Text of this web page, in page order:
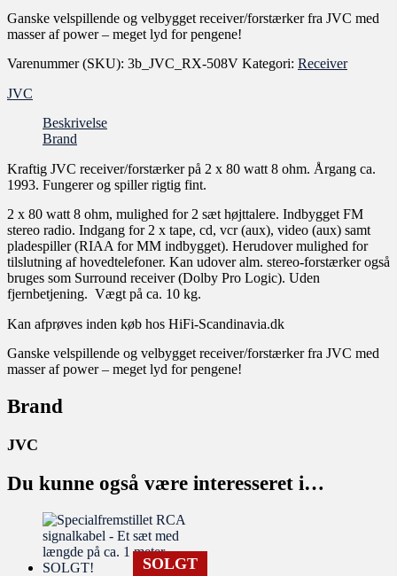
Ganske velspillende og velbygget receiver/forstærker fra JVC med
masser af power – meget lyd for pengene!
Varenummer (SKU): 3b_JVC_RX-508V Kategori: Receiver
JVC
Beskrivelse
Brand
Kraftig JVC receiver/forstærker på 2 x 80 watt 8 ohm. Årgang ca.
1993. Fungerer og spiller rigtig fint.
2 x 80 watt 8 ohm, mulighed for 2 sæt højttalere. Indbygget FM
stereo radio. Indgang for 2 x tape, cd, vcr (aux), video (aux) samt
pladespiller (RIAA for MM indbygget). Herudover mulighed for
tilslutning af hovedtelefoner. Kan udover alm. stereo-forstærker også
bruges som Surround receiver (Dolby Pro Logic). Uden
fjernbetjening. Vægt på ca. 10 kg.
Kan afprøves inden køb hos HiFi-Scandinavia.dk
Ganske velspillende og velbygget receiver/forstærker fra JVC med
masser af power – meget lyd for pengene!
Brand
JVC
Du kunne også være interesseret i…
SOLGT